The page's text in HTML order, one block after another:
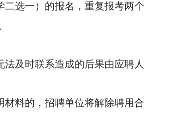
二选一）的报名，重复报考两个
及时联系造成的后果由应聘人
材料的，招聘单位将解除聘用合